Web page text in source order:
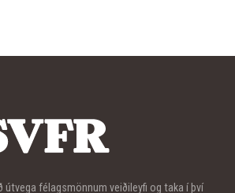
útvega félagsmönnum veiðileyfi og taka í því